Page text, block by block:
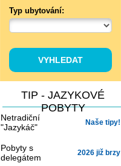
Typ ubytování:
TIP - JAZYKOVÉ
POBYTY
Netradiční
"Jazykáč"
Naše tipy!
Pobyty s
delegátem
2026 již brzy